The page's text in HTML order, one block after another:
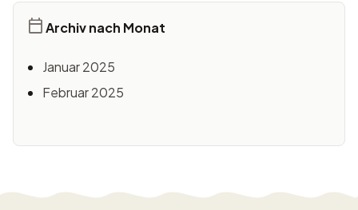
Archiv nach Monat
Januar 2025
Februar 2025